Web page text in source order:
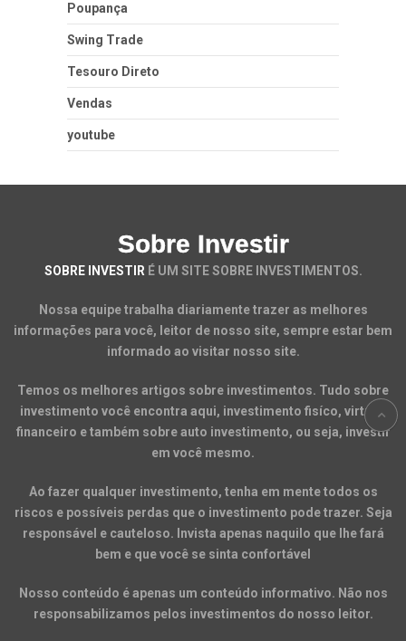
Poupança
Swing Trade
Tesouro Direto
Vendas
youtube
Sobre Investir
SOBRE INVESTIR É UM SITE SOBRE INVESTIMENTOS.
Nossa equipe trabalha diariamente trazer as melhores
informações para você, leitor de nosso site, sempre estar bem
informado ao visitar nosso site.
Temos os melhores artigos sobre investimentos. Tudo sobre
investimento você encontra aqui, investimento fisíco, virtual,
financeiro e também sobre auto investimento, ou seja, investir
em você mesmo.
Ao fazer qualquer investimento, tenha em mente todos os
riscos e possíveis perdas que o investimento pode trazer. Seja
responsável e cauteloso. Invista apenas naquilo que lhe fará
bem e que você se sinta confortável
Nosso conteúdo é apenas um conteúdo informativo. Não nos
responsabilizamos pelos investimentos do nosso leitor.